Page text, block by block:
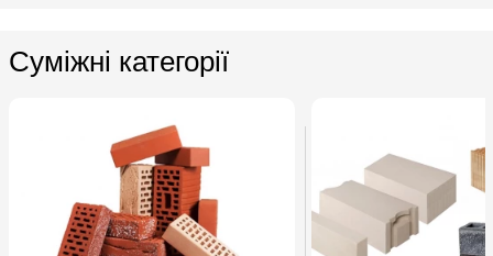
Суміжні категорії